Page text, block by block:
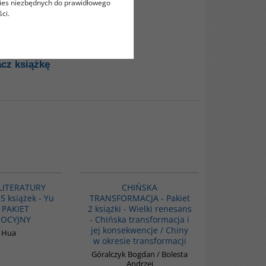
książkę
książek - Yu
CHIŃSKA
TRANSFORMACJA - Pakiet
2 książki - Wielki renesans
- Chińska transformacja i
jej konsekwencje / Chiny
w okresie transformacji
Góralczyk Bogdan / Bolesta
Andrzej
niezbędnych do prawidłowego